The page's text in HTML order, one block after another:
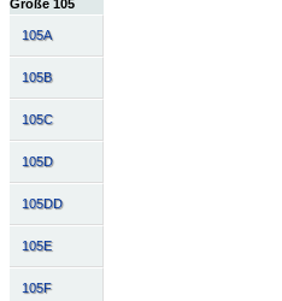
Größe 105
105A
105B
105C
105D
105DD
105E
105F